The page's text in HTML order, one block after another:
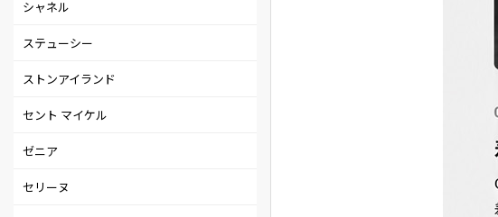
シャネル
ステューシー
ストンアイランド
セント マイケル
ゼニア
セリーヌ